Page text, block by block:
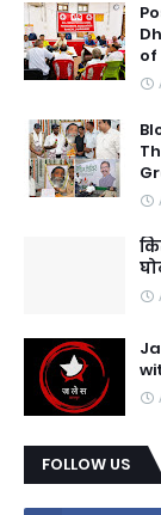
of
FOLLOW US